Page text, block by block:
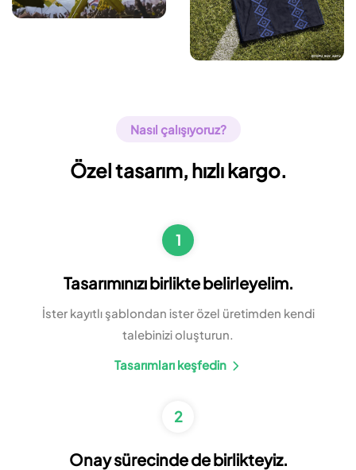
Nasıl çalışıyoruz?
Özel tasarım, hızlı kargo.
1
Tasarımınızı birlikte belirleyelim.
İster kayıtlı şablondan ister özel üretimden kendi
talebinizi oluşturun.
Tasarımları keşfedin
2
Onay sürecinde de birlikteyiz.